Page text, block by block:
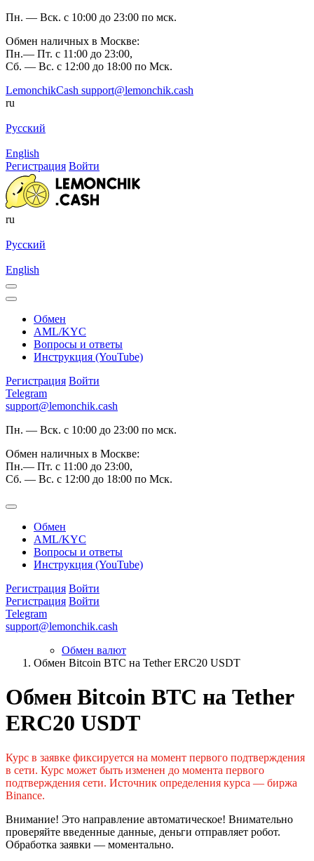
Пн. — Вск. с 10:00 до 23:00 по мск.
Обмен наличных в Москве:
Пн.— Пт. с 11:00 до 23:00,
Сб. — Вс. с 12:00 до 18:00 по Мск.
LemonchikCash support@lemonchik.cash
ru
Русский
English
Регистрация Войти
ru
Русский
English
Обмен
AML/KYC
Вопросы и ответы
Инструкция (YouTube)
Регистрация Войти
Telegram
support@lemonchik.cash
Пн. — Вск. с 10:00 до 23:00 по мск.
Обмен наличных в Москве:
Пн.— Пт. с 11:00 до 23:00,
Сб. — Вс. с 12:00 до 18:00 по Мск.
Обмен
AML/KYC
Вопросы и ответы
Инструкция (YouTube)
Регистрация Войти
Регистрация Войти
Telegram
support@lemonchik.cash
Обмен валют
Обмен Bitcoin BTC на Tether ERC20 USDT
Обмен Bitcoin BTC на Tether
ERC20 USDT
Курс в заявке фиксируется на момент первого подтверждения
в сети. Курс может быть изменен до момента первого
подтверждения сети. Источник определения курса — биржа
Binance.
Внимание! Это направление автоматическое! Внимательно
проверяйте введенные данные, деньги отправляет робот.
Обработка заявки — моментально.